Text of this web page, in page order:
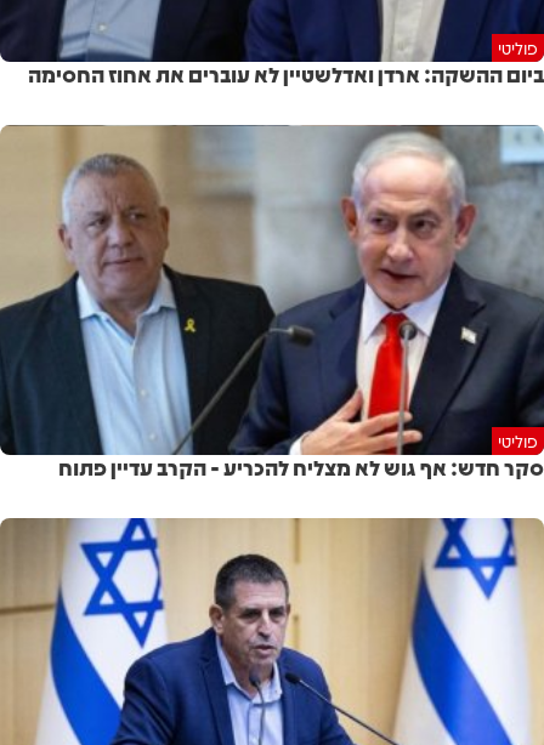
פוליטי
ביום ההשקה: ארדן ואדלשטיין לא עוברים את אחוז החסימה
פוליטי
סקר חדש: אף גוש לא מצליח להכריע - הקרב עדיין פתוח